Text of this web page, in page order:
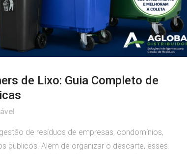
de Lixo: Guia Completo de
de resíduos de empresas, condomínios,
públicos. Além de organizar o descarte, esses